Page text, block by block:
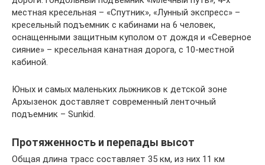
местная кресельная – «Спутник», «Лунный экспресс» –
кресельный подъемник с кабинами на 6 человек,
оснащенными защитным куполом от дождя и «Северное
сияние» – кресельная канатная дорога, с 10-местной
кабиной.
Юных и самых маленьких лыжников к детской зоне
Архызенок доставляет современный ленточный
подъемник – Sunkid.
Протяженность и перепады высот
Общая длина трасс составляет 35 км, из них 11 км